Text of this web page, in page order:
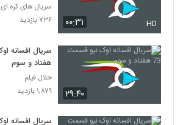
۰۰:۳۱ HD
سریال های کره ای
۷۳۶ بازدید
۲۹:۴۰
هفتاد و سوم
حلال فیلم
۱,۸۷۹ بازدید